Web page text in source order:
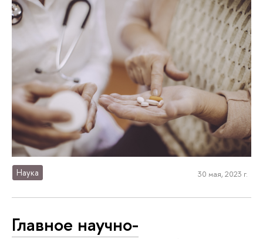
Наука 30 мая, 2023 г.
Главное научно-